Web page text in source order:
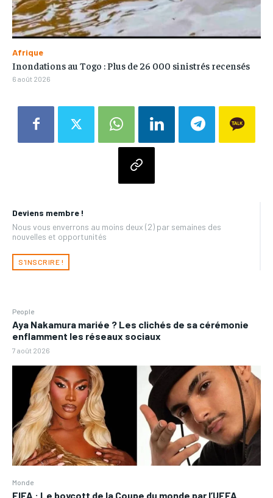
Deviens membre !
Nous vous enverrons au moins deux (2) par semaines des
nouvelles et opportunités
S'INSCRIRE !
People
Aya Nakamura mariée ? Les clichés de sa cérémonie
enflamment les réseaux sociaux
7 août 2026
Monde
FIFA : Le boycott de la Coupe du monde par l’UEFA
Afrique
Inondations au Togo : Plus de 26 000 sinistrés recensés
6 août 2026